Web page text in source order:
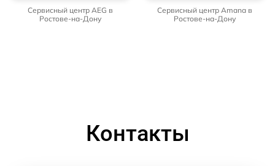
Сервисный центр AEG в
Ростове-на-Дону
Сервисный центр Amana в
Ростове-на-Дону
Контакты